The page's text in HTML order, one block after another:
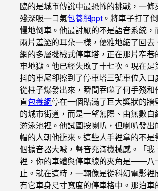
臨的是城市傳說中最恐怖的挑戰，一
殘深吸一口氣包養網ppt 。將車子打了
慢地倒車。他最討厭的不是語音系統
兩片羞澀的耳朵一樣，優雅地縮了回
網的多層機械式停車塔，正在那片窄
車地獄。他已經失敗了十七次。現在
抖的車尾卻擦到了停車塔三號車位入
從柱子爆發出來，瞬間吞噬了何手殘
直包養網停在一個貼滿了巨大獎狀的
的城市街道，而是一望無際、由無數
游泳池裡。他試圖按喇叭，但喇叭發
帽的人朝他衝來。這些人手裡拿的不
個擴音器大喊，聲音充滿機械感。「
裡，你的車體與停車線的夾角是——八
止。就在這時，一輛像是從科幻電影
有它車身尺寸寬度的停車格中。那泊